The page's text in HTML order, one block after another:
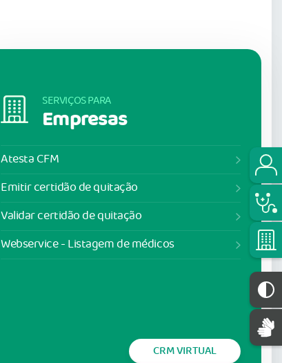
SERVIÇOS PARA
Empresas
Atesta CFM
Emitir certidão de quitação
Validar certidão de quitação
Webservice - Listagem de médicos
CRM VIRTUAL